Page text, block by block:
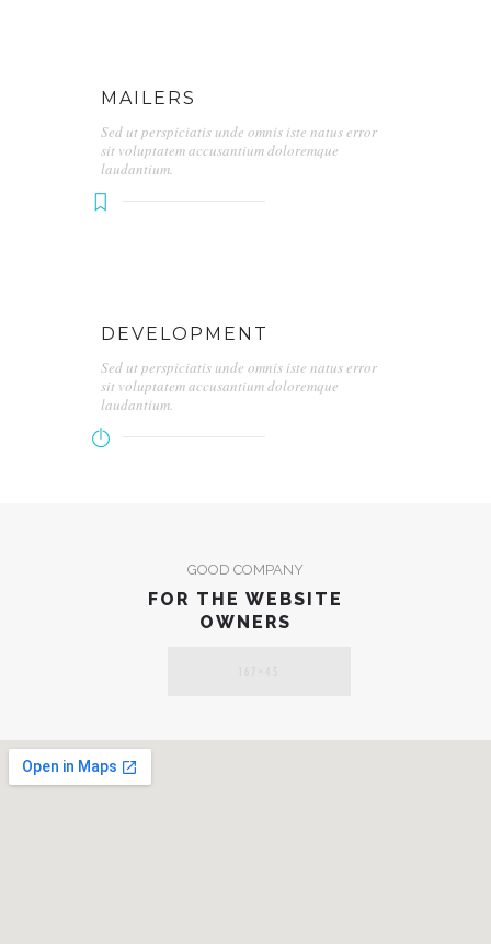
MAILERS
Sed ut perspiciatis unde omnis iste natus error
sit voluptatem accusantium doloremque
laudantium.
DEVELOPMENT
Sed ut perspiciatis unde omnis iste natus error
sit voluptatem accusantium doloremque
laudantium.
GOOD COMPANY
FOR THE WEBSITE
OWNERS